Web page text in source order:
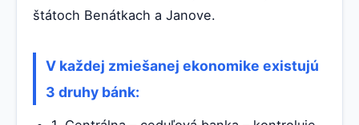
štátoch Benátkach a Janove.
V každej zmiešanej ekonomike existujú
3 druhy bánk: